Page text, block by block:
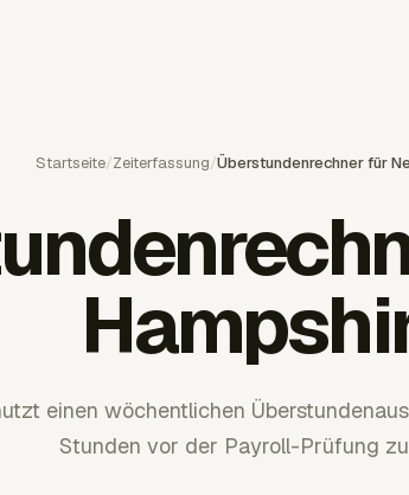
Startseite/Zeiterfassung/Überstundenrechner für
einen wöchentlichen
Stunden vor der Payroll-Prüfung